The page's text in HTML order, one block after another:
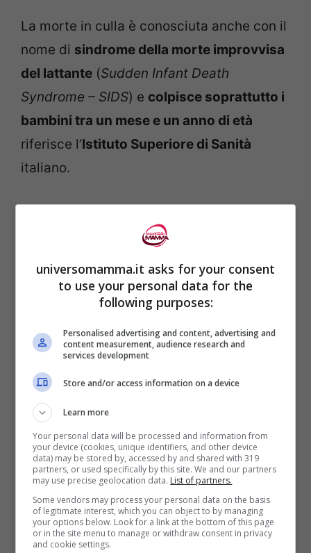
La morte in culla è conosciuta anche con il
nome di sindrome della morte improvvisa
del lattante (Sudden Infant Death
Syndrome – SIDS) e colpisce soprattutto i
bambini tra un mese e un anno di età
riferisce l’Istituto Superiore di Sanità
italiano.
si applica quando si possono
spiegare il decesso del neonato(previa
autopsia e analisi accurate dello stato di
salute del bambino e delle circostanze
della sua morte). Non è stata ancora
individuata una causa certa ma esistono
una serie di comportamenti e di
rischio
probabilità che la sindrome si verifichi.
Fattori di rischio
La morte in culla ha una più elevata
universomamma.it asks for your consent
to use your personal data for the
following purposes:
Personalised advertising and content, advertising and
content measurement, audience research and
services development
Store and/or access information on a device
Learn more
Your personal data will be processed and information from
your device (cookies, unique identifiers, and other device
data) may be stored by, accessed by and shared with 319
partners, or used specifically by this site. We and our partners
may use precise geolocation data. List of partners.
Some vendors may process your personal data on the basis
of legitimate interest, which you can object to by managing
your options below. Look for a link at the bottom of this page
or in the site menu to manage or withdraw consent in privacy
and cookie settings.